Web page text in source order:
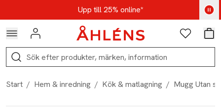
Hoppa till navigationsmenynUpp till 25% online*
Kod: AUG25 - Shoppa nu
Logga in Favoriter
Sök
Start / Hem & inredning / Kök & matlagning / Mugg Utan